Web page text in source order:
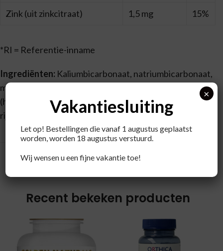
Zink (uit zinkcitraat) 1,5 mg 15%
*RI = Referentie-inname
Ingrediënten: Kaliumbicarbonaat, natriumbicarbonaat,
maagzuurresistente plantaardige capsule
(hydroxypropyl methylcellulose, pectine), rijstvezels,
rijstmeel, zinkcitraat.
Recent bekeken producten
Vakantiesluiting
Let op! Bestellingen die vanaf 1 augustus geplaatst
worden, worden 18 augustus verstuurd.
Wij wensen u een fijne vakantie toe!
×